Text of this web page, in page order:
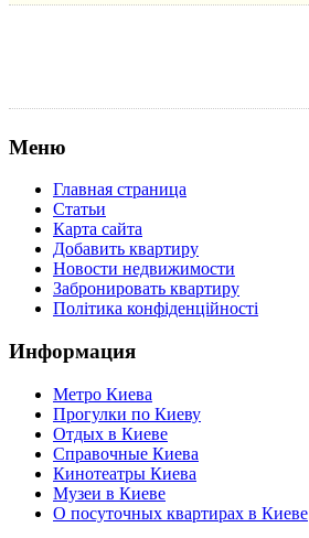
Меню
Главная страница
Статьи
Карта сайта
Добавить квартиру
Новости недвижимости
Забронировать квартиру
Політика конфіденційності
Информация
Метро Киева
Прогулки по Киеву
Отдых в Киеве
Справочные Киева
Кинотеатры Киева
Музеи в Киеве
О посуточных квартирах в Киеве